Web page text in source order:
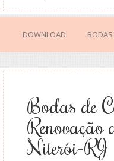
DOWNLOAD
Bodas de
Renovação
Niterói-RJ